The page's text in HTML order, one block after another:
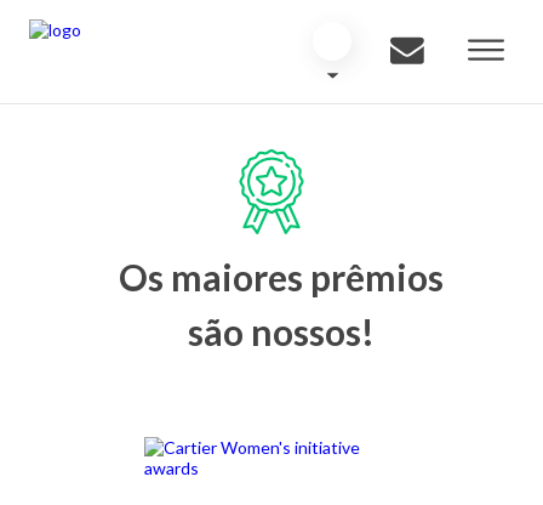
Os maiores prêmios
são nossos!